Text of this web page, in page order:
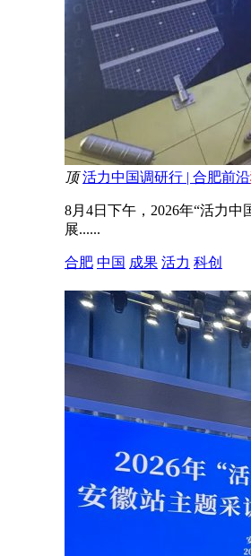
顶 活力中国调研行 | 合肥前沿
8月4日下午，2026年“活力
展......
合肥 中国 成果 活力 科创